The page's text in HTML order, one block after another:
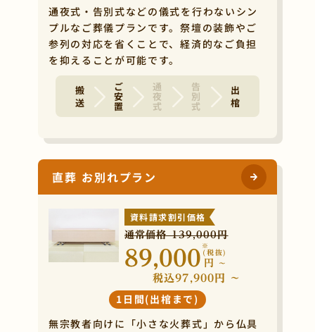
通夜式・告別式などの儀式を行わないシン
プルなご葬儀プランです。祭壇の装飾やご
参列の対応を省くことで、経済的なご負担
を抑えることが可能です。
搬 送 ご安置 通夜式 告別式 出 棺
直葬 お別れプラン
資料請求割引価格
通常価格 139,000円
89,000
※
円
(税抜)
~
税込97,900円 ~
1日間(出棺まで)
無宗教者向けに「小さな火葬式」から仏具